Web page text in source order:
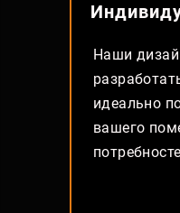
Наши
идеально
вашего